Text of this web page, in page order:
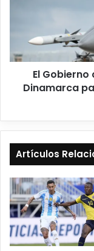
El
Dinamarca
Artículos